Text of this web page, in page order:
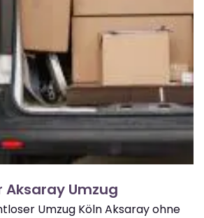
Aksaray Umzug
Umzug Köln Aksaray ohne